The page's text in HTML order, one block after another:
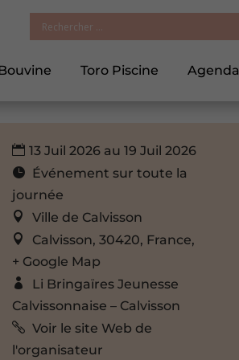
Toro Piscine Agenda
13 Juil 2026 au 19 Juil 2026
Événement sur toute la
journée
Ville de Calvisson
Calvisson, 30420, France,
+ Google Map
Li Bringaïres Jeunesse
Calvissonnaise – Calvisson
Voir le site Web de
l'organisateur